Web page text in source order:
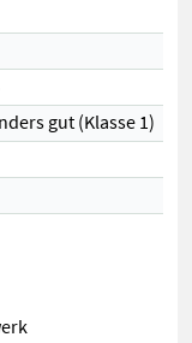
gut (Klasse 1)